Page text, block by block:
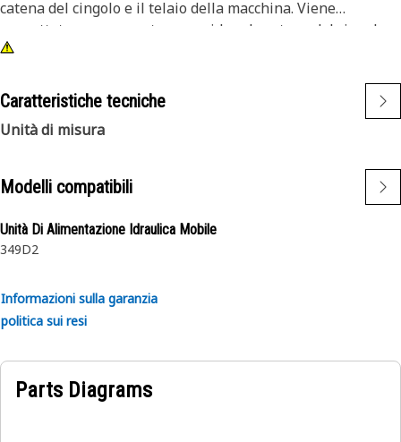
catena del cingolo e il telaio della macchina. Viene
progettato per supportare e guidare la catena del cingolo.
Gli elementi rotanti sono lubrificati per ridurre l'attrito e
• Fornisce un movimento efficiente della catena del cingolo.
allineamento.
Applicazioni:
Il rullo del cingolo a flangia singola viene utilizzato per
Caratteristiche tecniche
Unità di misura
Modelli compatibili
Unità Di Alimentazione Idraulica Mobile
349D2
Informazioni sulla garanzia
politica sui resi
Parts Diagrams